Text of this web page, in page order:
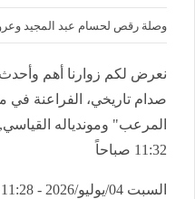
وصلة رقص لحسام عبد المجيد
نعرض لكم زوارنا أهم وأحدث
صدام تاريخي، الفراعنة في
11:32 صباحاً
السبت 04/يوليو/2026 - 11:28 ص